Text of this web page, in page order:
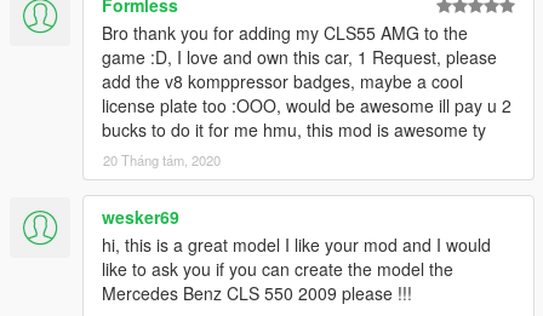
Formless
Bro thank you for adding my CLS55 AMG to the
game :D, I love and own this car, 1 Request, please
add the v8 komppressor badges, maybe a cool
license plate too :OOO, would be awesome ill pay u 2
bucks to do it for me hmu, this mod is awesome ty
20 Tháng tám, 2020
wesker69
hi, this is a great model I like your mod and I would
like to ask you if you can create the model the
Mercedes Benz CLS 550 2009 please !!!